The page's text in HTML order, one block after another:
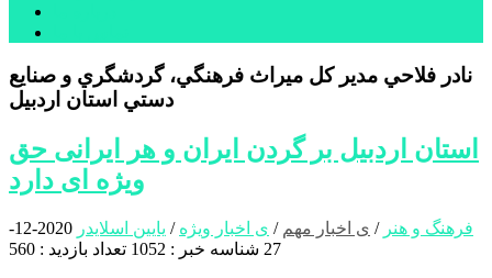
نادر فلاحي مدير كل ميراث فرهنگي، گردشگري و صنايع
دستي استان اردبيل
استان اردبیل بر گردن ایران و هر ایرانی حق
ویژه ای دارد
فرهنگ و هنر / ی اخبار مهم / ی اخبار ویژه / یایین اسلایدر
2020-12-
27 شناسه خبر : 1052 تعداد بازدید : 560